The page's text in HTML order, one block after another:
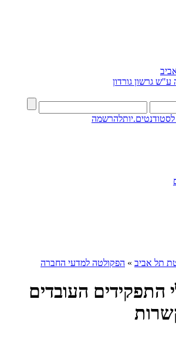
ע"ש גרשון גורדון
להרשמה
תל אביב » הפקולטה למדעי החברה
התפקידים העובדים